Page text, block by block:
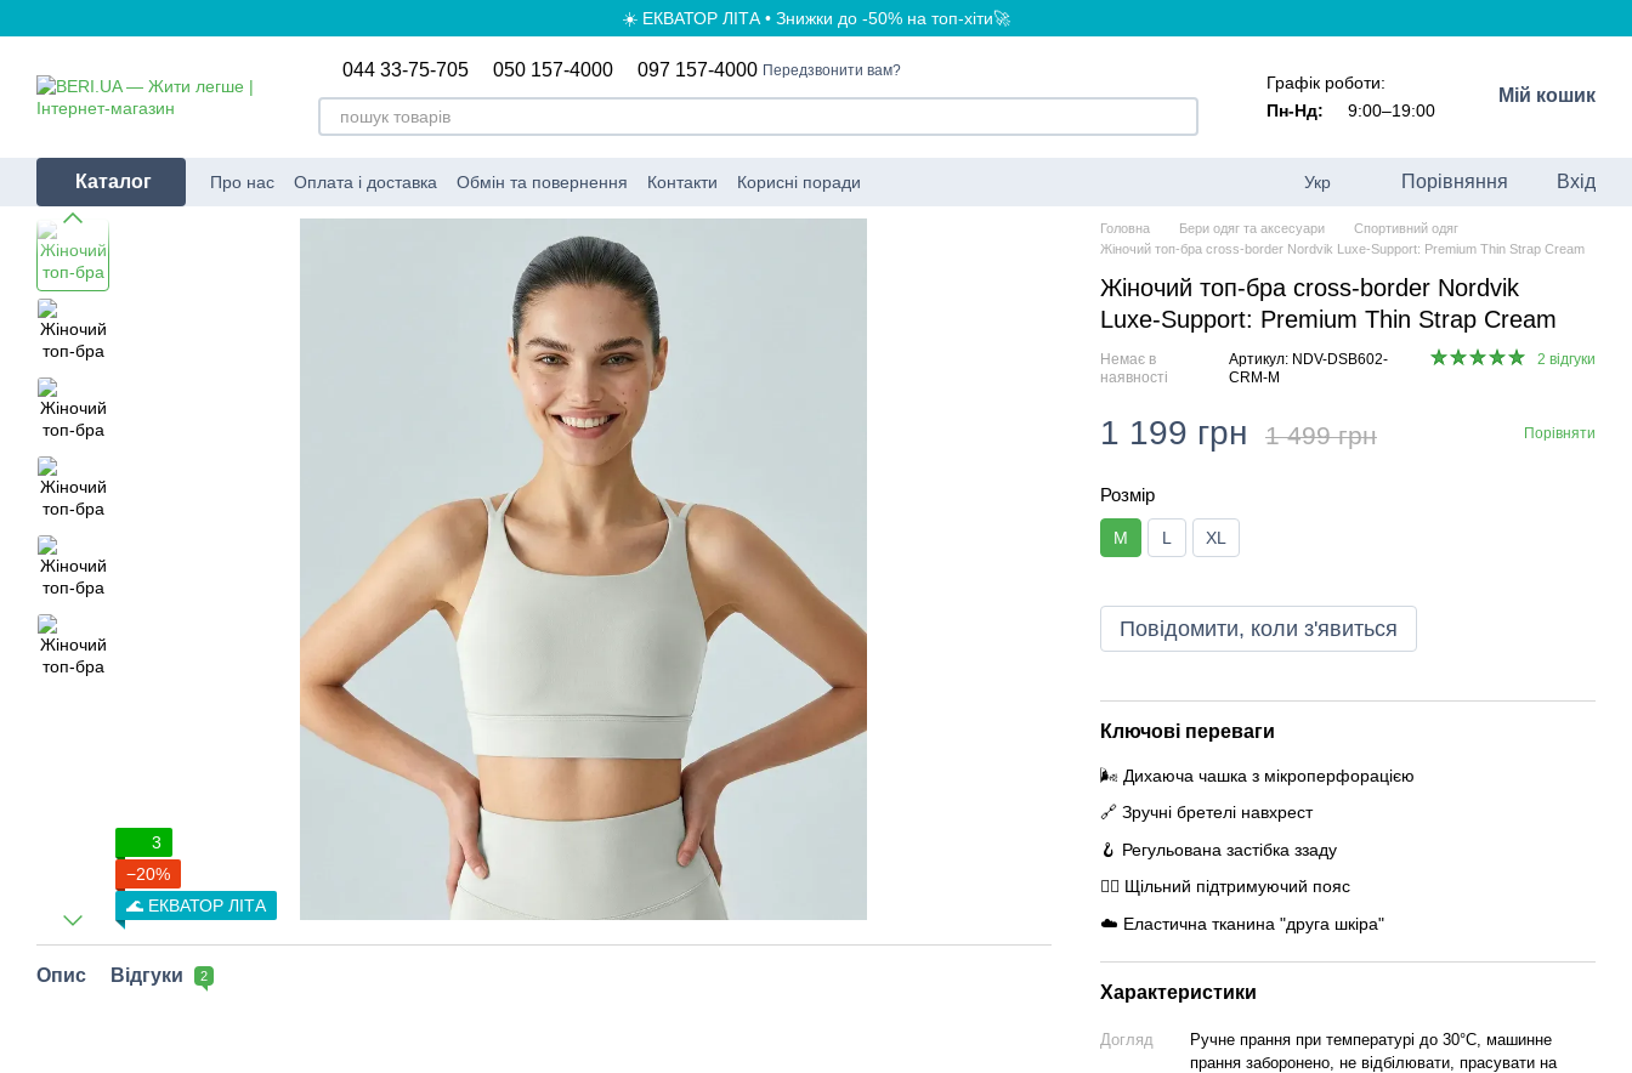
☀️ ЕКВАТОР ЛІТА • Знижки до -50% на топ-хіти🚀
044 33-75-705 050 157-4000 097 157-4000 Передзвонити вам?
Графік роботи:
Пн-Нд:
9:00–19:00
Мій кошик
Каталог Про нас Оплата і доставка Обмін та повернення Контакти Корисні поради Укр Порівняння Вхід
3
−20%
🌊 ЕКВАТОР ЛІТА
Опис Відгуки 2
Головна Бери одяг та аксесуари
Спортивний одяг
Жіночий топ-бра cross-border Nordvik Luxe-Support: Premium Thin Strap Cream
Жіночий топ-бра cross-border Nordvik
Luxe-Support: Premium Thin Strap Cream
Немає в
наявності
Артикул: NDV-DSB602-
CRM-M
2 відгуки
1 199 грн 1 499 грн Порівняти
Розмір
M L XL
Повідомити, коли з'явиться
Ключові переваги
🌬️ Дихаюча чашка з мікроперфорацією
🔗 Зручні бретелі навхрест
🪝 Регульована застібка ззаду
🧘‍♀️ Щільний підтримуючий пояс
☁️ Еластична тканина "друга шкіра"
Характеристики
Догляд
Ручне прання при температурі до 30°C, машинне
прання заборонено, не відбілювати, прасувати на